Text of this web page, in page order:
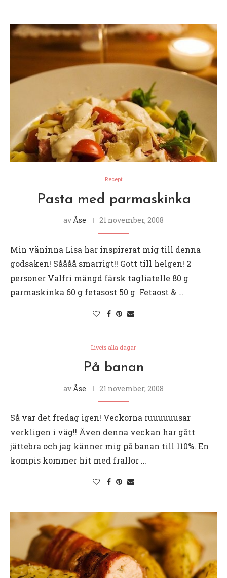
Recept
Pasta med parmaskinka
av Åse 21 november, 2008
Min väninna Lisa har inspirerat mig till denna
godsaken! Såååå smarrigt!! Gott till helgen! 2
personer Valfri mängd färsk tagliatelle 80 g
parmaskinka 60 g fetasost 50 g Fetaost & …
Livets alla dagar
På banan
av Åse 21 november, 2008
Så var det fredag igen! Veckorna ruuuuuusar
verkligen i väg!! Även denna veckan har gått
jättebra och jag känner mig på banan till 110%. En
kompis kommer hit med frallor …